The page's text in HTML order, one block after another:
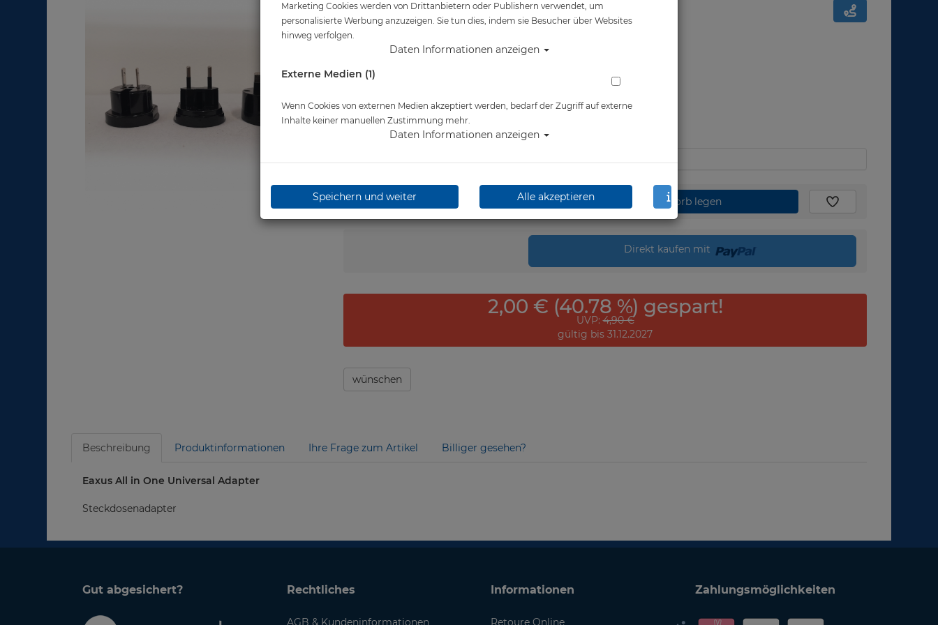
Artikelnr.: atl-AIOUNIADPT
Herstellerpreis: 4,90 €
Lieferbar in 1-3 Werktage
in den Warenkorb legen
Direkt kaufen mit
2,00 € (40.78 %) gespart!
UVP:4,90 €
gültig bis 31.12.2027
wünschen
Beschreibung Produktinformationen Ihre Frage zum Artikel Billiger gesehen?
Eaxus All in One Universal Adapter
Steckdosenadapter
Gut abgesichert? Rechtliches
AGB & Kundeninformationen
Informationen
Retoure Online
Zahlungsmöglichkeiten
Marketing Cookies werden von Drittanbietern oder Publishern verwendet, um
personalisierte Werbung anzuzeigen. Sie tun dies, indem sie Besucher über Websites
hinweg verfolgen.
Daten Informationen anzeigen
Externe Medien (1)
Wenn Cookies von externen Medien akzeptiert werden, bedarf der Zugriff auf externe
Inhalte keiner manuellen Zustimmung mehr.
Daten Informationen anzeigen
Speichern und weiter Alle akzeptieren